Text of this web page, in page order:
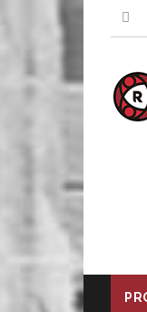
ColorFace® - Silver/